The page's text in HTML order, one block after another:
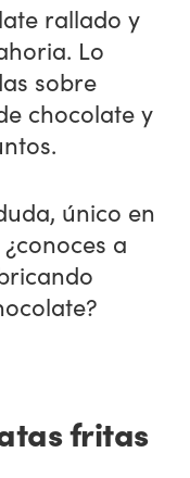
rallado y
Lo
sobre
chocolate y
único en
a
fritas